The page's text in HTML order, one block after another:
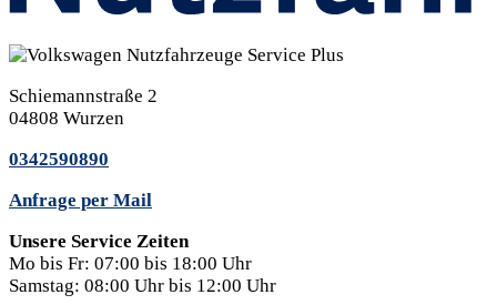
Schiemannstraße 2
04808 Wurzen
0342590890
Anfrage per Mail
Unsere Service Zeiten
Mo bis Fr: 07:00 bis 18:00 Uhr
Samstag: 08:00 Uhr bis 12:00 Uhr